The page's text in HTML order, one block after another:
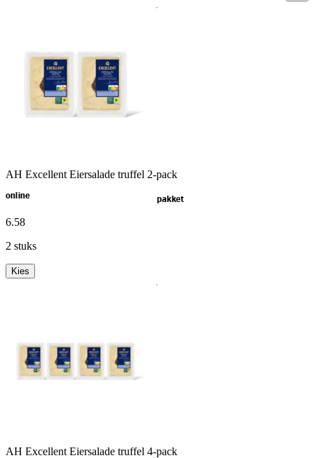
AH Excellent Eiersalade truffel 2-pack
online pakket
6.58
2 stuks
Kies
AH Excellent Eiersalade truffel 4-pack